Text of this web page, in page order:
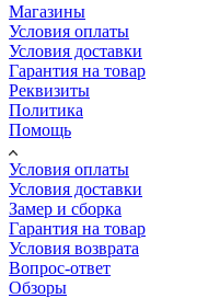
Магазины
Условия оплаты
Условия доставки
Гарантия на товар
Реквизиты
Политика
Помощь
Условия оплаты
Условия доставки
Замер и сборка
Гарантия на товар
Условия возврата
Вопрос-ответ
Обзоры